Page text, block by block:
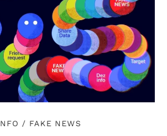
/ FAKE NEWS